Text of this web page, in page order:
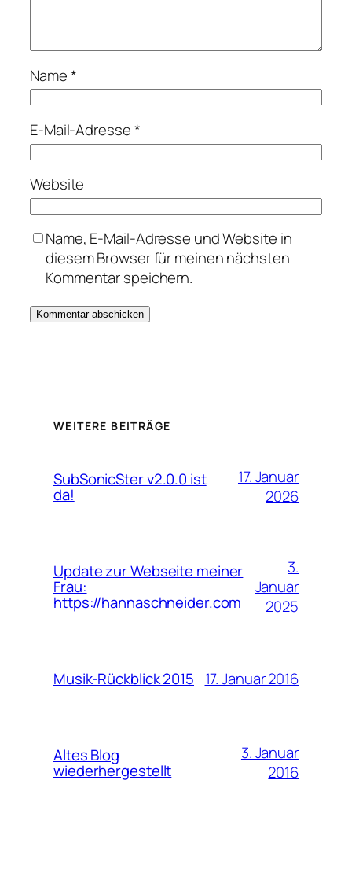
Name*
E-Mail-Adresse*
Website
Name, E-Mail-Adresse und Website in
diesem Browser für meinen nächsten
Kommentar speichern.
WEITERE BEITRÄGE
SubSonicSter v2.0.0 ist
da!
17. Januar
2026
Update zur Webseite meiner
Frau:
https://hannaschneider.com
3.
Januar
2025
Musik-Rückblick 2015 17. Januar 2016
Altes Blog
wiederhergestellt
3. Januar
2016